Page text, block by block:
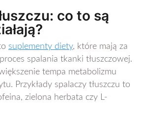
co to są
suplementy diety, które mają za
spalania tkanki tłuszczowej.
tempa metabolizmu
Przykłady spalaczy tłuszczu to
zielona herbata czy L-